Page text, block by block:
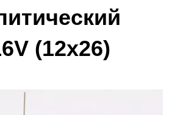
(12x26)